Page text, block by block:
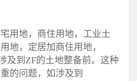
用地，商住用地，工业土
地，定居加商住用地，
的土地整备前。这种
的问题，如涉及到